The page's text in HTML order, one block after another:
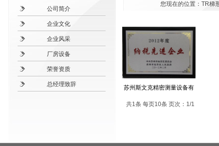
您现在的位置： TR梯
公司简介
企业文化
企业风采
厂房设备
荣誉资质
总经理致辞 苏州斯文克精密测量设备有
共1条 每页10条 页次：1/1